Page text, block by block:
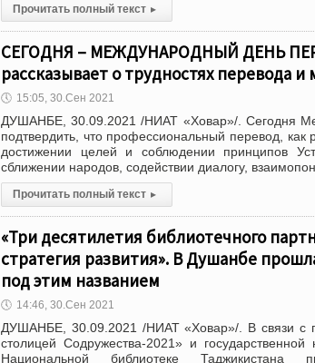
Прочитать полный текст ▸
СЕГОДНЯ – МЕЖДУНАРОДНЫЙ ДЕНЬ
рассказывает о трудностях перевода
🕔 15:05, 30.Сен 2021
ДУШАНБЕ, 30.09.2021 /НИАТ «Ховар»/. Сегодня
подтвердить, что профессиональный перевод, как
достижении целей и соблюдении принципов
сближении народов, содействии диалогу,
Прочитать полный текст ▸
«Три десятилетия библиотечного
стратегия развития». В Душанбе
под этим названием
🕔 14:46, 30.Сен 2021
ДУШАНБЕ, 30.09.2021 /НИАТ «Ховар»/. В связи с
столицей Содружества-2021» и
Национальной библиотеке Таджикистана